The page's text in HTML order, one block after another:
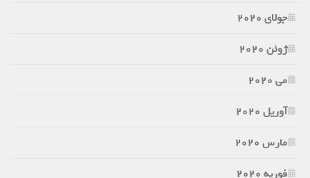
جولای 2020
ژوئن 2020
می 2020
آوریل 2020
مارس 2020
فوریه 2020